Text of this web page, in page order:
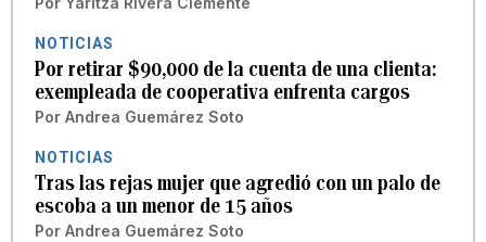
NOTICIAS
Por retirar $90,000 de la cuenta de una clienta:
exempleada de cooperativa enfrenta cargos
Por Andrea Guemárez Soto
NOTICIAS
Tras las rejas mujer que agredió con un palo de
escoba a un menor de 15 años
Por Andrea Guemárez Soto